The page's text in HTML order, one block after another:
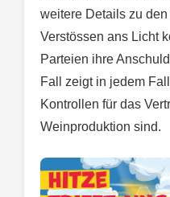
weitere Details zu
Verstössen ans Licht
Parteien ihre
Fall zeigt in jedem
Kontrollen für das
Weinproduktion sind.